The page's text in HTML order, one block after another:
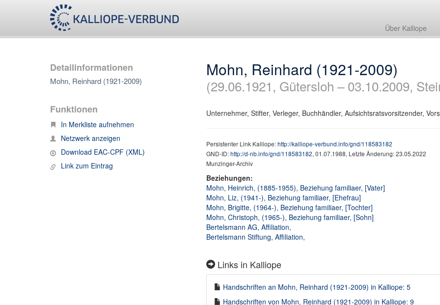
Über Kalliope
Detailinformationen
Mohn, Reinhard (1921-2009)
Funktionen
In Merkliste aufnehmen
Netzwerk anzeigen
Download EAC-CPF (XML)
Link zum Eintrag
Mohn, Reinhard (1921-2009)
(29.06.1921, Gütersloh – 03.10.2009,
Unternehmer, Stifter, Verleger, Buchhändler, Aufsichtsratsvorsitzender,
Persistenter Link Kalliope:http://kalliope-verbund.info/gnd/118583182
GND-ID:http://d-nb.info/gnd/118583182, 01.07.1988, Letzte Änderung: 23.05.2022
Munzinger-Archiv
Beziehungen:
Mohn, Heinrich, (1885-1955), Beziehung familiaer, [Vater]
Mohn, Liz, (1941-), Beziehung familiaer, [Ehefrau]
Mohn, Brigitte, (1964-), Beziehung familiaer, [Tochter]
Mohn, Christoph, (1965-), Beziehung familiaer, [Sohn]
Bertelsmann AG, Affiliation,
Bertelsmann Stiftung, Affiliation,
Links in Kalliope
Handschriften an Mohn, Reinhard (1921-2009) in Kalliope: 5
Handschriften von Mohn, Reinhard (1921-2009) in Kalliope: 9